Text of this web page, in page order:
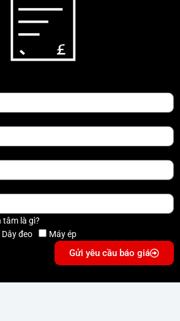
tâm là gì?
Dây đeo Máy ép
Gửi yêu cầu báo giá